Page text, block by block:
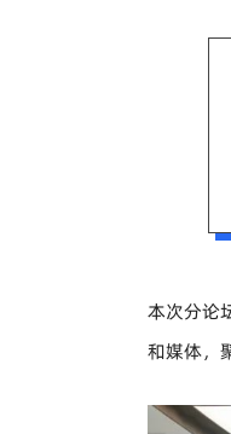
本次分论
和媒体，